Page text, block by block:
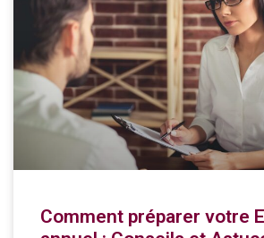
Comment préparer votre